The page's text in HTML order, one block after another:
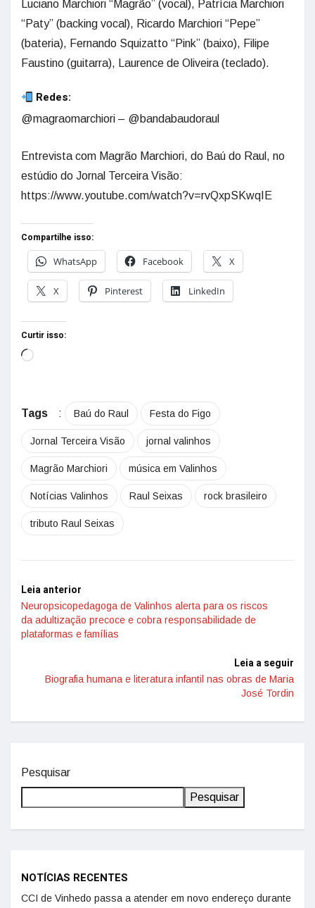
Luciano Marchiori “Magrão” (vocal), Patrícia Marchiori
“Paty” (backing vocal), Ricardo Marchiori “Pepe”
(bateria), Fernando Squizatto “Pink” (baixo), Filipe
Faustino (guitarra), Laurence de Oliveira (teclado).
Redes:
@magraomarchiori – @bandabaudoraul
Entrevista com Magrão Marchiori, do Baú do Raul, no
estúdio do Jornal Terceira Visão:
https://www.youtube.com/watch?v=rvQxpSKwqIE
Compartilhe isso:
WhatsApp
Facebook X
X Pinterest LinkedIn
Curtir isso:
Tags : Baú do Raul Festa do Figo
Jornal Terceira Visão jornal valinhos
Magrão Marchiori música em Valinhos
Notícias Valinhos Raul Seixas rock brasileiro
tributo Raul Seixas
Leia anterior
Neuropsicopedagoga de Valinhos alerta para os riscos
da adultização precoce e cobra responsabilidade de
plataformas e famílias
Leia a seguir
Biografia humana e literatura infantil nas obras de Maria
José Tordin
Pesquisar
Pesquisar
NOTÍCIAS RECENTES
CCI de Vinhedo passa a atender em novo endereço durante